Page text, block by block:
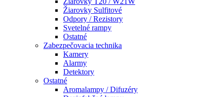
Žiarovky Sulfitové
Odpory / Rezistory
Svetelné rampy
Ostatné
Zabezpečovacia technika
Kamery
Alarmy
Detektory
Ostatné
Aromalampy / Difuzéry